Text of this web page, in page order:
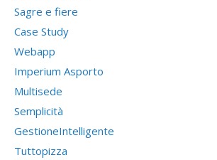
Sagre e fiere
Case Study
Webapp
Imperium Asporto
Multisede
Semplicità
GestioneIntelligente
Tuttopizza